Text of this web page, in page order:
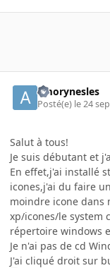
amorynesles
Posté(e) le 24
Salut à tous!
Je suis débutant et
En effet,j'ai installé
icones,j'ai du faire
moindre icone dans
xp/icones/le system
répertoire windows
Je n'ai pas de cd
J'ai cliqué droit sur